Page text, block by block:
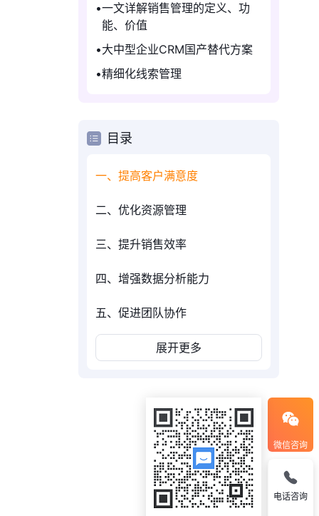
一文详解销售管理的定义、功
能、价值
大中型企业CRM国产替代方案
精细化线索管理
目录
一、提高客户满意度
二、优化资源管理
三、提升销售效率
四、增强数据分析能力
五、促进团队协作
展开更多
微信咨询
电话咨询